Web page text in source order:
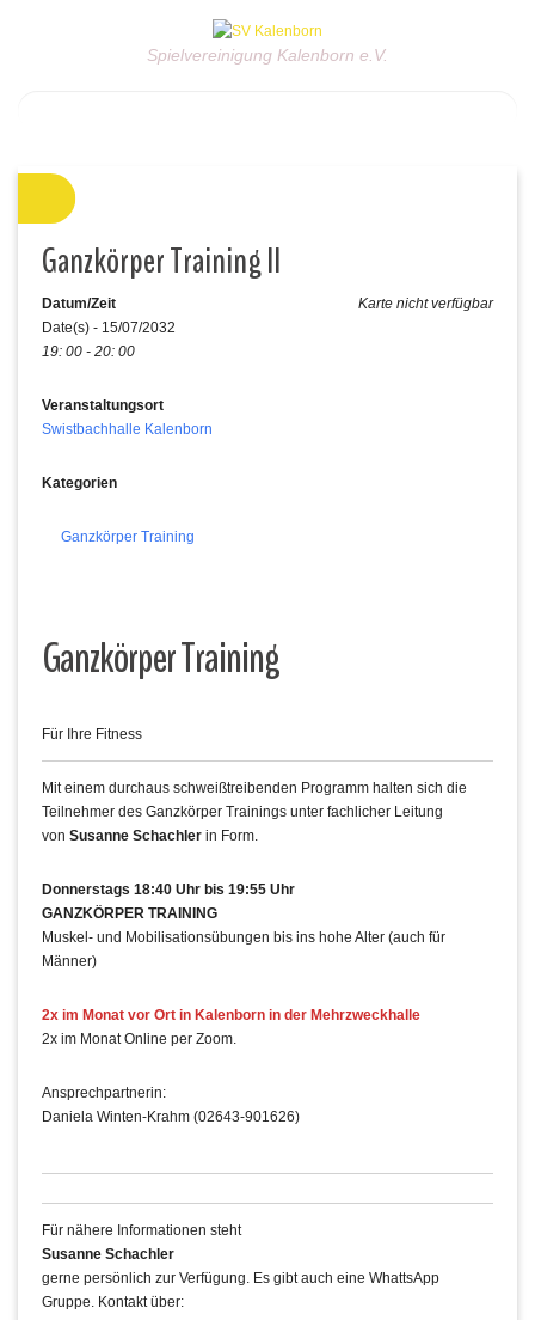
Spielvereinigung Kalenborn e.V.
Ganzkörper Training II
Karte nicht verfügbar
Datum/Zeit
Date(s) - 15/07/2032
19: 00 - 20: 00
Veranstaltungsort
Swistbachhalle Kalenborn
Kategorien
Ganzkörper Training
Ganzkörper Training
Für Ihre Fitness
Mit einem durchaus schweißtreibenden Programm halten sich die
Teilnehmer des Ganzkörper Trainings unter fachlicher Leitung
von Susanne Schachler in Form.
Donnerstags 18:40 Uhr bis 19:55 Uhr
GANZKÖRPER TRAINING
Muskel- und Mobilisationsübungen bis ins hohe Alter (auch für
Männer)
2x im Monat vor Ort in Kalenborn in der Mehrzweckhalle
2x im Monat Online per Zoom.
Ansprechpartnerin:
Daniela Winten-Krahm (02643-901626)
Für nähere Informationen steht
Susanne Schachler
gerne persönlich zur Verfügung. Es gibt auch eine WhattsApp
Gruppe. Kontakt über: